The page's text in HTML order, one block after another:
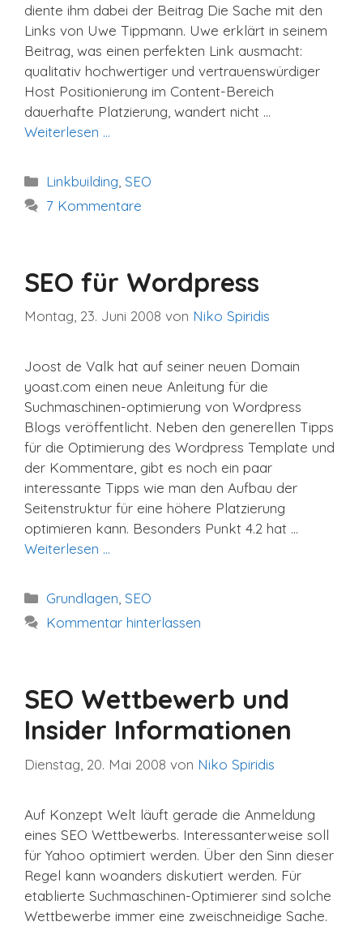
diente ihm dabei der Beitrag Die Sache mit den
Links von Uwe Tippmann. Uwe erklärt in seinem
Beitrag, was einen perfekten Link ausmacht:
qualitativ hochwertiger und vertrauenswürdiger
Host Positionierung im Content-Bereich
dauerhafte Platzierung, wandert nicht …
Weiterlesen …
Kategorien
Linkbuilding SEO
7 Kommentare
SEO für Wordpress
Montag, 23. Juni 2008 von Niko Spiridis
Joost de Valk hat auf seiner neuen Domain
yoast.com einen neue Anleitung für die
Suchmaschinen-optimierung von Wordpress
Blogs veröffentlicht. Neben den generellen Tipps
für die Optimierung des Wordpress Template und
der Kommentare, gibt es noch ein paar
interessante Tipps wie man den Aufbau der
Seitenstruktur für eine höhere Platzierung
optimieren kann. Besonders Punkt 4.2 hat …
Weiterlesen …
Kategorien
Grundlagen SEO
Kommentar hinterlassen
SEO Wettbewerb und
Insider Informationen
Dienstag, 20. Mai 2008 von Niko Spiridis
Auf Konzept Welt läuft gerade die Anmeldung
eines SEO Wettbewerbs. Interessanterweise soll
für Yahoo optimiert werden. Über den Sinn dieser
Regel kann woanders diskutiert werden. Für
etablierte Suchmaschinen-Optimierer sind solche
Wettbewerbe immer eine zweischneidige Sache.